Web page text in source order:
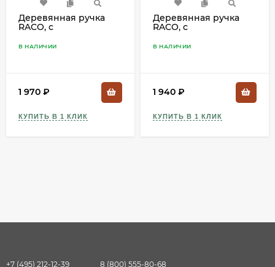
Деревянная ручка
RACO, с
механизмом, 130 cм,
В НАЛИЧИИ
1 970
КУПИТЬ В 1 КЛИК
Деревянная ручка
RACO, с
механизмом, 150 cм,
В НАЛИЧИИ
1 940
КУПИТЬ В 1 КЛИК
+7 (495) 212-12-39 8 (800) 555-80-68